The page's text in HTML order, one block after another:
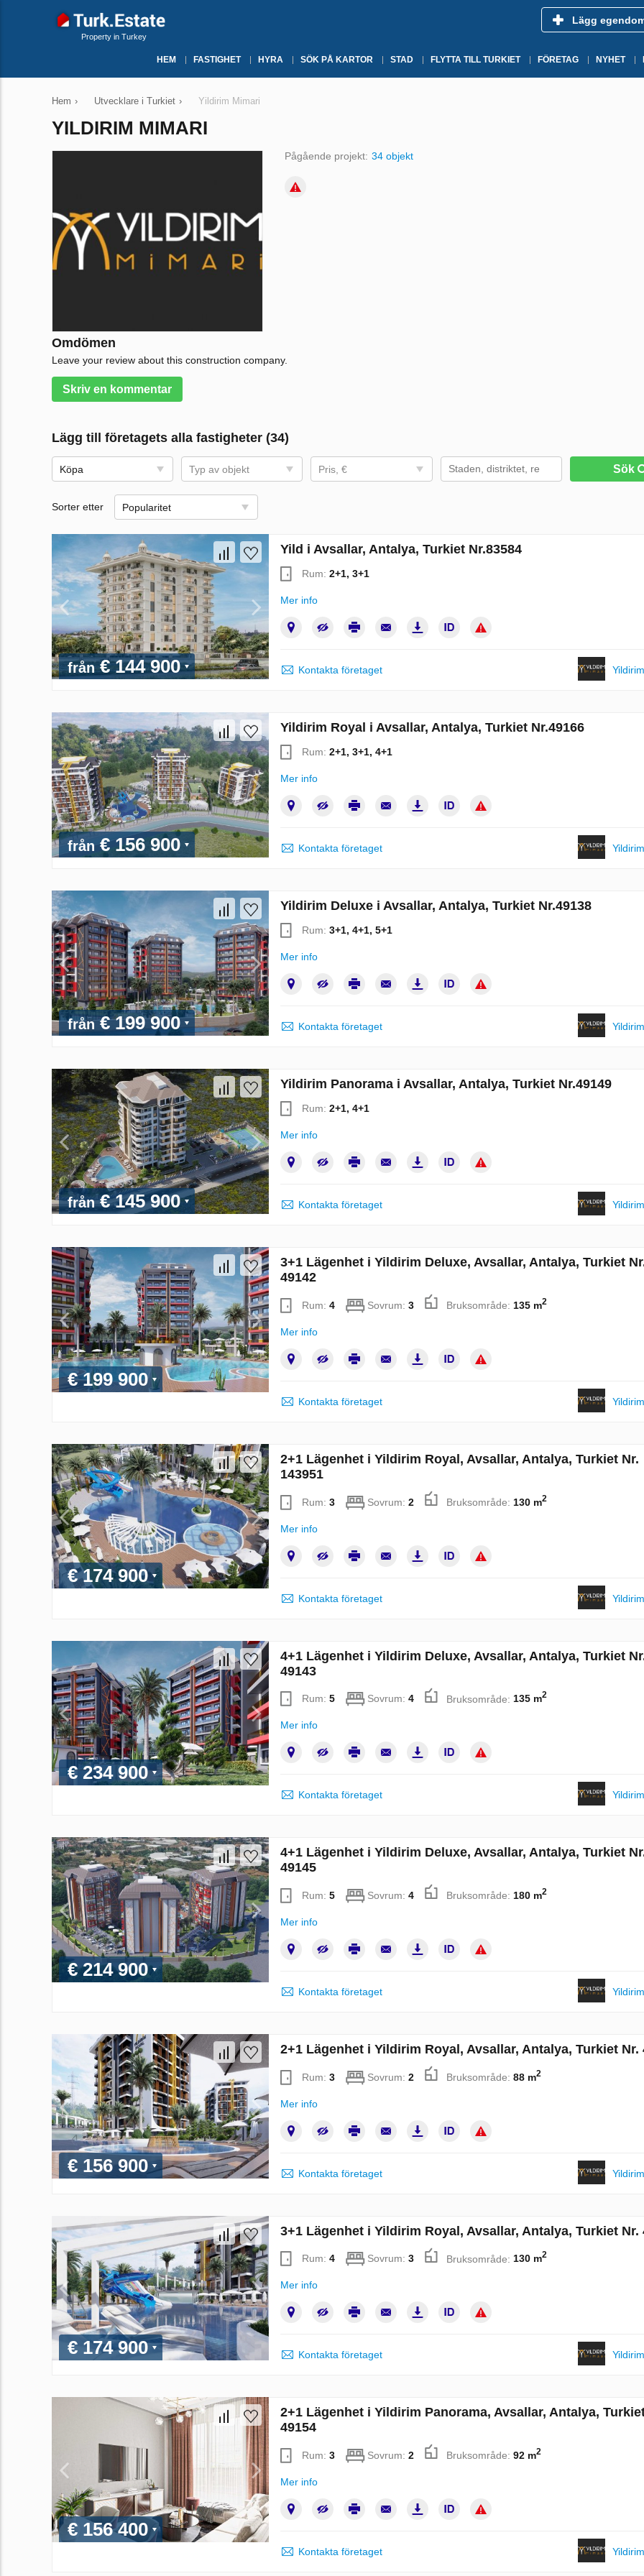
Property in Turkey
Lägg
HEM FASTIGHET HYRA SÖK PÅ KARTOR STAD FLYTTA TILL TURKIET FÖRETAG NYHET
Hem › Utvecklare i Turkiet › Yildirim Mimari
YILDIRIM MIMARI
Pågående projekt: 34 objekt
Omdömen
Leave your review about this construction company.
Skriv en kommentar
Lägg till företagets alla fastigheter (34)
Köpa Typ av objekt Pris, € Sök
Sorter etter Popularitet
från€ 144 900
Yild i Avsallar, Antalya, Turkiet Nr.83584
Rum: 2+1, 3+1
Mer info
Kontakta företaget
från € 156 900
Yildirim Royal i Avsallar, Antalya, Turkiet Nr.49166
Rum: 2+1, 3+1, 4+1
Mer info
Kontakta företaget
från€ 199 900
Yildirim Deluxe i Avsallar, Antalya, Turkiet Nr.49138
Rum: 3+1, 4+1, 5+1
Mer info
Kontakta företaget
från€ 145 900
Yildirim Panorama i Avsallar, Antalya, Turkiet Nr.49149
Rum: 2+1, 4+1
Mer info
Kontakta företaget
€ 199 900
3+1 Lägenhet i Yildirim Deluxe, Avsallar, Antalya, Turkiet
49142
Rum: 4 Sovrum: 3 Bruksområde: 135 m2
Mer info
Kontakta företaget
€ 174 900
2+1 Lägenhet i Yildirim Royal, Avsallar, Antalya, Turkiet Nr.
143951
Rum: 3 Sovrum: 2 Bruksområde: 130 m2
Mer info
Kontakta företaget
€ 234 900
4+1 Lägenhet i Yildirim Deluxe, Avsallar, Antalya, Turkiet
49143
Rum: 5 Sovrum: 4 Bruksområde: 135 m2
Mer info
Kontakta företaget
€ 214 900
4+1 Lägenhet i Yildirim Deluxe, Avsallar, Antalya, Turkiet
49145
Rum: 5 Sovrum: 4 Bruksområde: 180 m2
Mer info
Kontakta företaget
€ 156 900
2+1 Lägenhet i Yildirim Royal, Avsallar, Antalya, Turkiet Nr.
Rum: 3 Sovrum: 2 Bruksområde: 88 m2
Mer info
Kontakta företaget
€ 174 900
3+1 Lägenhet i Yildirim Royal, Avsallar, Antalya, Turkiet Nr.
Rum: 4 Sovrum: 3 Bruksområde: 130 m2
Mer info
Kontakta företaget
€ 156 400
2+1 Lägenhet i Yildirim Panorama, Avsallar, Antalya,
49154
Rum: 3 Sovrum: 2 Bruksområde: 92 m2
Mer info
Kontakta företaget